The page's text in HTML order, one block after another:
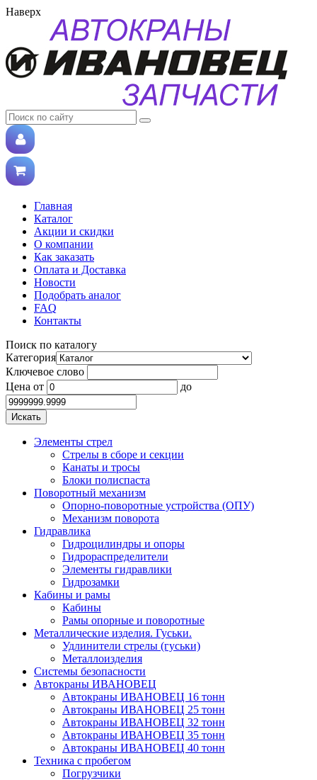
Наверх
Главная
Каталог
Акции и скидки
О компании
Как заказать
Оплата и Доставка
Новости
Подобрать аналог
FAQ
Контакты
Поиск по каталогу
Категория
Ключевое слово
Цена от до
Элементы стрел
Стрелы в сборе и секции
Канаты и тросы
Блоки полиспаста
Поворотный механизм
Опорно-поворотные устройства (ОПУ)
Механизм поворота
Гидравлика
Гидроцилиндры и опоры
Гидрораспределители
Элементы гидравлики
Гидрозамки
Кабины и рамы
Кабины
Рамы опорные и поворотные
Металлические изделия. Гуськи.
Удлинители стрелы (гуськи)
Металлоизделия
Системы безопасности
Автокраны ИВАНОВЕЦ
Автокраны ИВАНОВЕЦ 16 тонн
Автокраны ИВАНОВЕЦ 25 тонн
Автокраны ИВАНОВЕЦ 32 тонн
Автокраны ИВАНОВЕЦ 35 тонн
Автокраны ИВАНОВЕЦ 40 тонн
Техника с пробегом
Погрузчики